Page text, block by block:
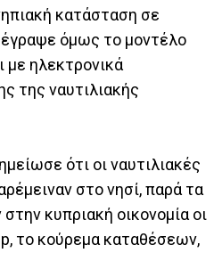
κατάσταση σε
όμως το μοντέλο
με ηλεκτρονικά
της ναυτιλιακής
ότι οι ναυτιλιακές
στο νησί, παρά τα
κυπριακή οικονομία οι
το κούρεμα καταθέσεων,